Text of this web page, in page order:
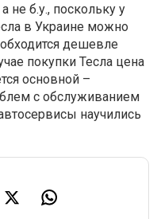
не б.у., поскольку у
в Украине можно
дешевле
покупки Тесла цена
основной –
с обслуживанием
научились